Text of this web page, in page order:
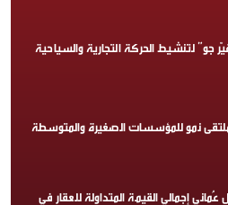
جو” لتنشيط الحركة التجارية والسياحية
نمو للمؤسسات الصغيرة والمتوسطة
ريال عُماني إجمالي القيمة المتداولة للعقار في